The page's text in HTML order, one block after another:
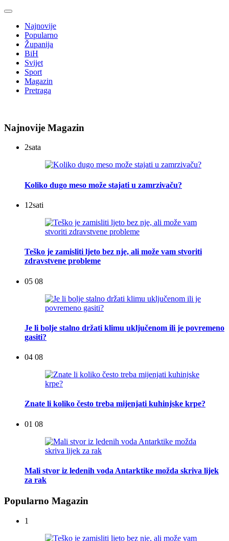
Najnovije
Popularno
Županija
BiH
Svijet
Sport
Magazin
Pretraga
Najnovije Magazin
2sata
Koliko dugo meso može stajati u zamrzivaču?
12sati
Teško je zamisliti ljeto bez nje, ali može vam stvoriti
zdravstvene probleme
05 08
Je li bolje stalno držati klimu uključenom ili je povremeno
gasiti?
04 08
Znate li koliko često treba mijenjati kuhinjske krpe?
01 08
Mali stvor iz ledenih voda Antarktike možda skriva lijek
za rak
Popularno Magazin
1